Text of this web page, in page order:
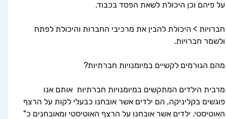
על פיהם וכן היכולת לשאת הפסד בכבוד.
חברויות > היכולת להבין את מרכיבי החברות והיכולת לפתח
ולשמר חברויות.
מהם הגורמים לקשיים במיומנויות חברתיות?
מרבית הילדים המתקשים במיומנויות חברתיות  אותם אנו
פוגשים בקליניקה, הם ילדים אשר אובחנו כבעלי לקות על הרצף
האוטיסטי. ילדים אשר אובחנו על הרצף האוטיסטי ומאובחנים כ"